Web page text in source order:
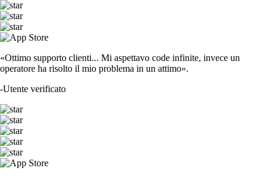
«Ottimo supporto clienti... Mi aspettavo code infinite, invece un
operatore ha risolto il mio problema in un attimo».
-Utente verificato